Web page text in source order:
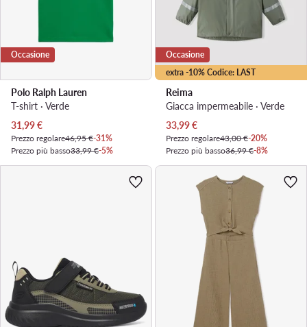
Occasione
Polo Ralph Lauren
T-shirt · Verde
Prezzo attuale
31,99€
Prezzo regolare46,95 €-31%
Prezzo più basso33,99 €-5%
extra -10% Codice: LAST
Occasione
Reima
Giacca impermeabile · Verde
Prezzo attuale
33,99€
Prezzo regolare43,00 €-20%
Prezzo più basso36,99 €-8%